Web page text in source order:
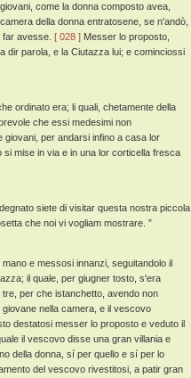
come la donna composto avea,
della donna entratosene, se n'andò,
avesse. [ 028 ] Messer lo proposto,
dir parola, e la Ciutazza lui; e cominciossi
ordinato era; li quali, chetamente della
che essi medesimi non
per andarsi infino a casa lor
mise in via e in una lor corticella fresca
siete di visitar questa nostra piccola
che noi vi vogliam mostrare. ”
e messosi innanzi, seguitandolo il
il quale, per giugner tosto, s'era
per che istanchetto, avendo non
nella camera, e il vescovo
destatosi messer lo proposto e veduto il
il vescovo disse una gran villania e
della donna, sí per quello e sí per lo
del vescovo rivestitosi, a patir gran